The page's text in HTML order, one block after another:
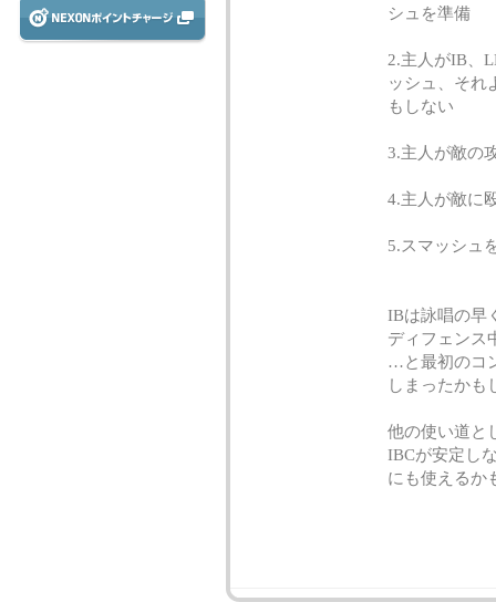
シュを準備
2.主人がIB、
ッシュ、それ
もしない
3.主人が敵の
4.主人が敵に
5.スマッシュ
IBは詠唱の早
ディフェンス
…と最初のコ
しまったかも
他の使い道と
IBCが安定し
にも使えるか